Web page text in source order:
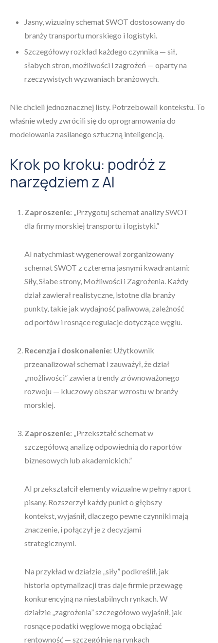
Jasny, wizualny schemat SWOT dostosowany do
branży transportu morskiego i logistyki.
Szczegółowy rozkład każdego czynnika — sił,
słabych stron, możliwości i zagrożeń — oparty na
rzeczywistych wyzwaniach branżowych.
Nie chcieli jednoznacznej listy. Potrzebowali kontekstu. To
właśnie wtedy zwrócili się do oprogramowania do
modelowania zasilanego sztuczną inteligencją.
Krok po kroku: podróż z
narzędziem z AI
Zaproszenie: „Przygotuj schemat analizy SWOT
dla firmy morskiej transportu i logistyki.”
AI natychmiast wygenerował zorganizowany
schemat SWOT z czterema jasnymi kwadrantami:
Siły, Słabe strony, Możliwości i Zagrożenia. Każdy
dział zawierał realistyczne, istotne dla branży
punkty, takie jak wydajność paliwowa, zależność
od portów i rosnące regulacje dotyczące węglu.
Recenzja i doskonalenie: Użytkownik
przeanalizował schemat i zauważył, że dział
„możliwości” zawiera trendy zrównoważonego
rozwoju — kluczowy obszar wzrostu w branży
morskiej.
Zaproszenie: „Przekształć schemat w
szczegółową analizę odpowiednią do raportów
biznesowych lub akademickich.”
AI przekształcił elementy wizualne w pełny raport
pisany. Rozszerzył każdy punkt o głębszy
kontekst, wyjaśnił, dlaczego pewne czynniki mają
znaczenie, i połączył je z decyzjami
strategicznymi.
Na przykład w działzie „siły” podkreślił, jak
historia optymalizacji tras daje firmie przewagę
konkurencyjną na niestabilnych rynkach. W
działzie „zagrożenia” szczegółowo wyjaśnił, jak
rosnące podatki węglowe mogą obciążać
rentowność — szczególnie na rynkach